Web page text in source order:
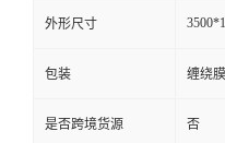
外形尺寸
包装 缠绕膜
是否跨境货源 否